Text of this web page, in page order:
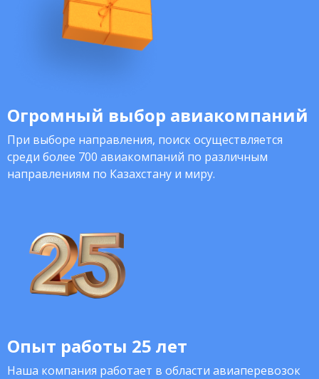
Огромный выбор авиакомпаний
При выборе направления, поиск осуществляется
среди более 700 авиакомпаний по различным
направлениям по Казахстану и миру.
Опыт работы 25 лет
Наша компания работает в области авиаперевозок